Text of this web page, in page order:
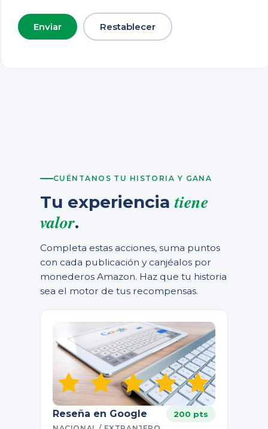
CUÉNTANOS TU HISTORIA Y GANA
Tu experienciatiene
valor.
Completa estas acciones, suma puntos
con cada publicación y canjéalos por
monederos Amazon. Haz que tu historia
sea el motor de tus recompensas.
Reseña en Google 200 pts